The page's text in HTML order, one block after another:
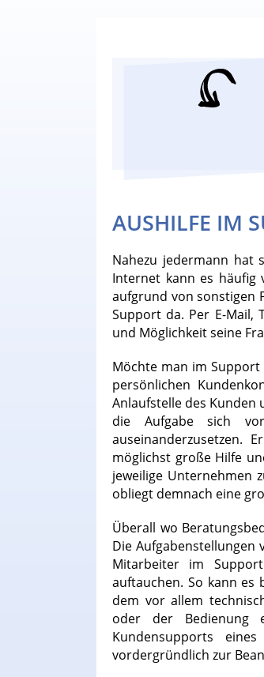
AUSHILFE IM
Nahezu jedermann hat
Internet kann es häufig
aufgrund von sonstigen
Support da. Per E-Mail,
und Möglichkeit seine
Möchte man im
persönlichen
Anlaufstelle des
die Aufgabe sich
auseinanderzusetzen.
möglichst große Hilfe
jeweilige Unternehmen
obliegt demnach eine
Überall wo
Die
Mitarbeiter im
auftauchen. So kann es
dem vor allem
oder der Bedienung
Kundensupports
vordergründlich zur